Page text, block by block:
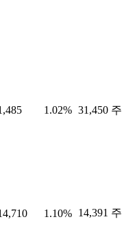
1.02% 31,450 주
1.10% 14,391 주